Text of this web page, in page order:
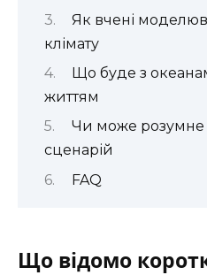
Як вчені
клімату
Що буде з
життям
Чи може розумне
сценарій
FAQ
Що відомо